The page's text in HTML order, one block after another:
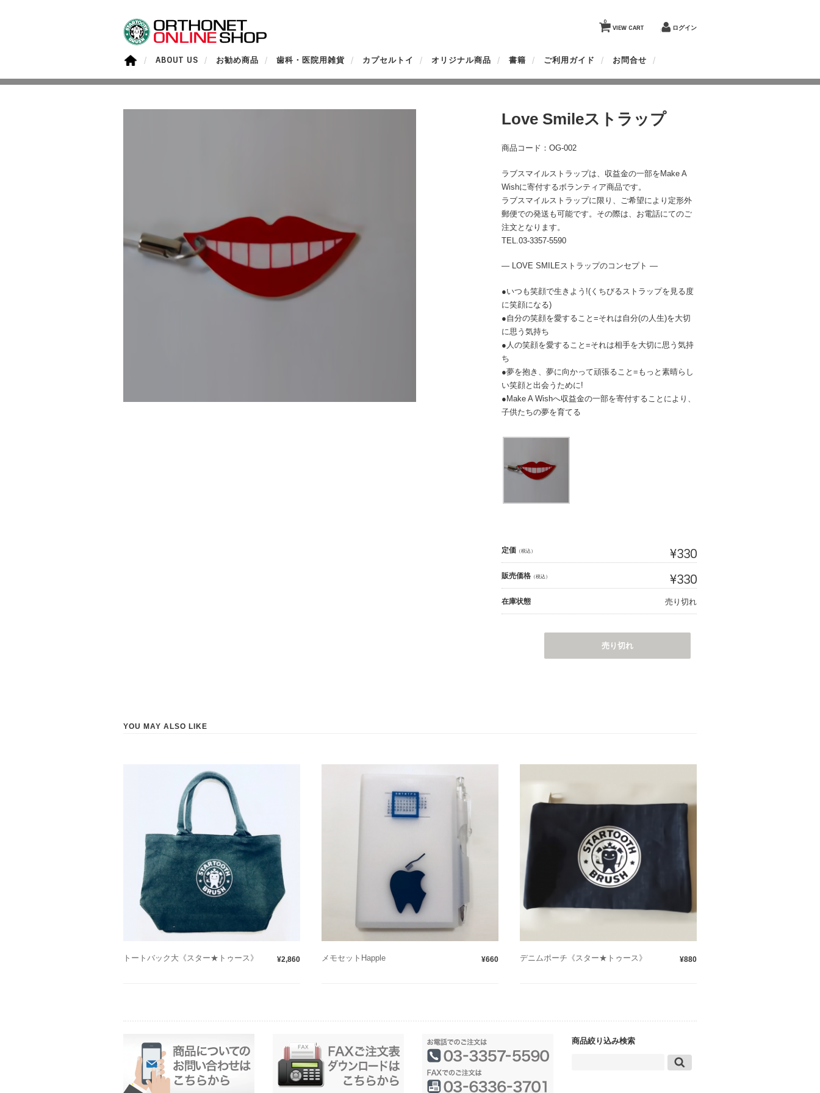
VIEW CART
0
ログイン
ABOUT US お勧め商品 歯科・医院用雑貨 カプセルトイ オリジナル商品 書籍 ご利用ガイド お問合せ
Love Smileストラップ
商品コード：OG-002
ラブスマイルストラップは、収益金の一部をMake A
Wishに寄付するボランティア商品です。
ラブスマイルストラップに限り、ご希望により定形外
郵便での発送も可能です。その際は、お電話にてのご
注文となります。
TEL.03-3357-5590
— LOVE SMILEストラップのコンセプト —
●いつも笑顔で生きよう!(くちびるストラップを見る度
に笑顔になる)
●自分の笑顔を愛すること=それは自分(の人生)を大切
に思う気持ち
●人の笑顔を愛すること=それは相手を大切に思う気持
ち
●夢を抱き、夢に向かって頑張ること=もっと素晴らし
い笑顔と出会うために!
●Make A Wishへ収益金の一部を寄付することにより、
子供たちの夢を育てる
定価 （税込） ¥330
販売価格 （税込） ¥330
在庫状態 売り切れ
売り切れ
YOU MAY ALSO LIKE
トートバック大《スター★トゥース》 ¥2,860 メモセットHapple ¥660 デニムポーチ《スター★トゥース》 ¥880
商品絞り込み検索